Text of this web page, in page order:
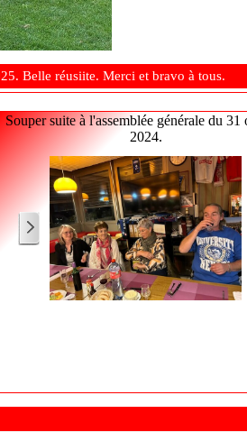
Belle réusiite. Merci et bravo à tous.
Souper suite à l'assemblée générale du 31
2024.